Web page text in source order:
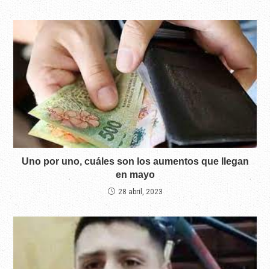
Uno por uno, cuáles son los aumentos que llegan
en mayo
28 abril, 2023